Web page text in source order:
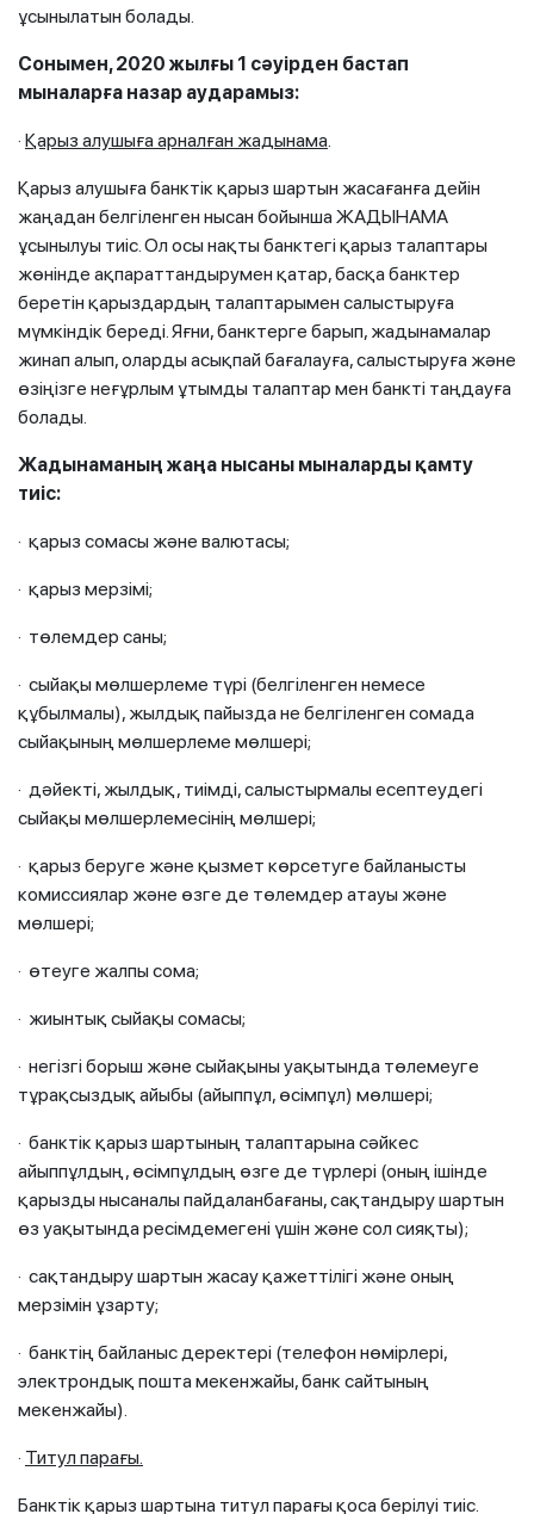
ұсынылатын болады.
Сонымен, 2020 жылғы 1 сәуірден бастап
мыналарға назар аударамыз:
· Қарыз алушыға арналған жадынама.
Қарыз алушыға банктік қарыз шартын жасағанға дейін
жаңадан белгіленген нысан бойынша ЖАДЫНАМА
ұсынылуы тиіс. Ол осы нақты банктегі қарыз талаптары
жөнінде ақпараттандырумен қатар, басқа банктер
беретін қарыздардың талаптарымен салыстыруға
мүмкіндік береді. Яғни, банктерге барып, жадынамалар
жинап алып, оларды асықпай бағалауға, салыстыруға және
өзіңізге неғұрлым ұтымды талаптар мен банкті таңдауға
болады.
Жадынаманың жаңа нысаны мыналарды қамту
тиіс:
· қарыз сомасы және валютасы;
· қарыз мерзімі;
· төлемдер саны;
· сыйақы мөлшерлеме түрі (белгіленген немесе
құбылмалы), жылдық пайызда не белгіленген сомада
сыйақының мөлшерлеме мөлшері;
· дәйекті, жылдық, тиімді, салыстырмалы есептеудегі
сыйақы мөлшерлемесінің мөлшері;
· қарыз беруге және қызмет көрсетуге байланысты
комиссиялар және өзге де төлемдер атауы және
мөлшері;
· өтеуге жалпы сома;
· жиынтық сыйақы сомасы;
· негізгі борыш және сыйақыны уақытында төлемеуге
тұрақсыздық айыбы (айыппұл, өсімпұл) мөлшері;
· банктік қарыз шартының талаптарына сәйкес
айыппұлдың, өсімпұлдың өзге де түрлері (оның ішінде
қарызды нысаналы пайдаланбағаны, сақтандыру шартын
өз уақытында ресімдемегені үшін және сол сияқты);
· сақтандыру шартын жасау қажеттілігі және оның
мерзімін ұзарту;
· банктің байланыс деректері (телефон нөмірлері,
электрондық пошта мекенжайы, банк сайтының
мекенжайы).
· Титулпарағы.
Банктік қарыз шартына титул парағы қоса берілуі тиіс.